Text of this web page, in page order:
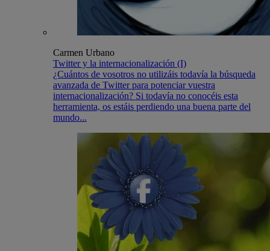
Carmen Urbano
Twitter y la internacionalización (I)
¿Cuántos de vosotros no utilizáis todavía la búsqueda
avanzada de Twitter para potenciar vuestra
internacionalización? Si todavía no conocéis esta
herramienta, os estáis perdiendo una buena parte del
mundo...